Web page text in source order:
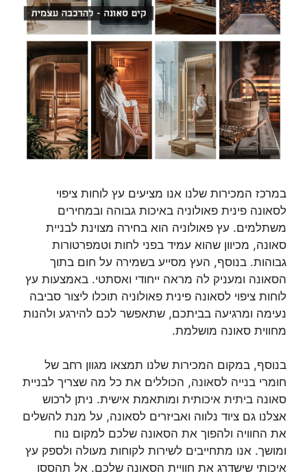
במרכז המכירות שלנו אנו מציעים עץ לוחות ציפוי
לסאונה פינית פאולוניה באיכות גבוהה ובמחירים
משתלמים. עץ פאולוניה הוא בחירה מצוינת לבניית
סאונה, מכיוון שהוא עמיד בפני לחות וטמפרטורות
גבוהות. בנוסף, העץ מסייע בשמירה על חום בתוך
הסאונה ומעניק לה מראה ייחודי ואסתטי. באמצעות עץ
לוחות ציפוי לסאונה פינית פאולוניה תוכלו ליצור סביבה
נעימה ומרגיעה בביתכם, שתאפשר לכם להירגע ולהנות
מחווית סאונה מושלמת.
בנוסף, במקום המכירות שלנו תמצאו מגוון רחב של
חומרי בנייה לסאונה, הכוללים את כל מה שצריך לבניית
סאונה ביתית איכותית ומותאמת אישית. ניתן לרכוש
אצלנו גם ציוד נלווה ואביזרים לסאונה, על מנת להשלים
את החוויה ולהפוך את הסאונה שלכם למקום נוח
ומושך. אנו מתחייבים לשירות לקוחות מעולה ולספק עץ
איכותי שישדרג את חוויית הסאונה שלכם. אל תהססו